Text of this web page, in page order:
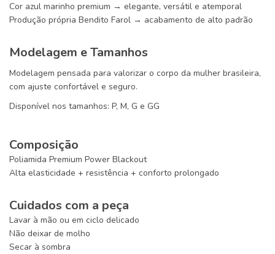
Cor azul marinho premium → elegante, versátil e atemporal
Produção própria Bendito Farol → acabamento de alto padrão
Modelagem e Tamanhos
Modelagem pensada para valorizar o corpo da mulher brasileira,
com ajuste confortável e seguro.
Disponível nos tamanhos: P, M, G e GG
Composição
Poliamida Premium Power Blackout
Alta elasticidade + resistência + conforto prolongado
Cuidados com a peça
Lavar à mão ou em ciclo delicado
Não deixar de molho
Secar à sombra